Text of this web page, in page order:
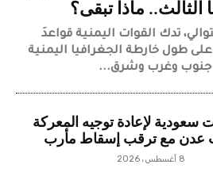
الثالث.. ماذا تبقى؟
تدك القوات اليمنية قواعدَ
طول خارطة الجغرافيا اليمنية
جنوب وغرب وشرق...
سعودية لإعادة توجيه المعركة
مع ترقب إسقاط مأرب
8 أغسطس، 2026